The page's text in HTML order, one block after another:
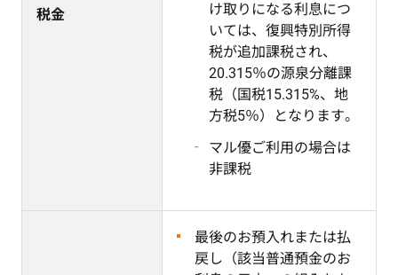
税金
け取りになる利息につ
いては、復興特別所得
税が追加課税され、
20.315％の源泉分離課
税（国税15.315%、地
方税5％）となります。
マル優ご利用の場合は
非課税
最後のお預入れまたは払
戻し（該当普通預金のお